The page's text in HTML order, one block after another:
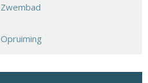
Zwembad
Opruiming